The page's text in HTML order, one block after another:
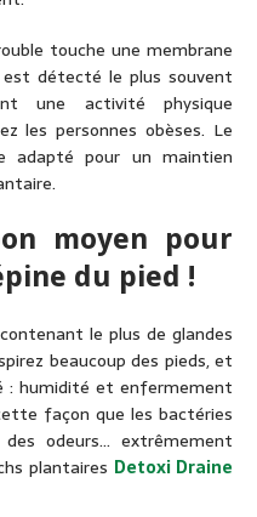
touche une membrane
détecté le plus souvent
une activité physique
les personnes obèses. Le
adapté pour un maintien
moyen pour
du pied !
le plus de glandes
beaucoup des pieds, et
: humidité et enfermement
façon que les bactéries
odeurs… extrêmement
plantaires Detoxi Draine